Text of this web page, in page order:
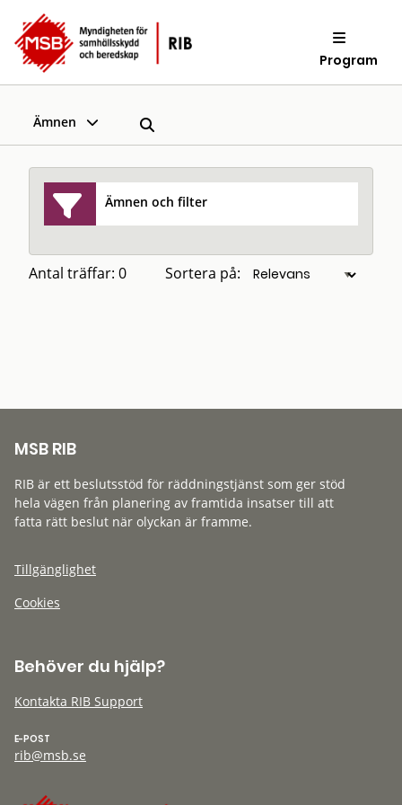
Program
Ämnen
Ämnen och filter
Antal träffar: 0 Sortera på:
MSB RIB
RIB är ett beslutsstöd för räddningstjänst som ger stöd
hela vägen från planering av framtida insatser till att
fatta rätt beslut när olyckan är framme.
Tillgänglighet
Cookies
Behöver du hjälp?
Kontakta RIB Support
E-POST
rib@msb.se